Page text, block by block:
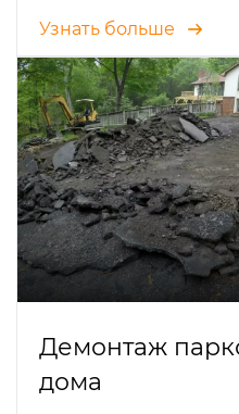
Узнать больше
Демонтаж
дома